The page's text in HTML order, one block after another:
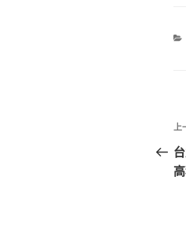
上
一
篇
上